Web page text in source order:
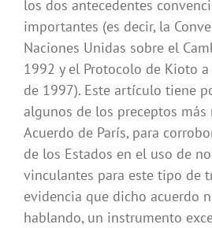
los dos antecedentes
importantes (es decir, la
Naciones Unidas sobre el
1992 y el Protocolo de Kioto
de 1997). Este artículo tiene
algunos de los preceptos más
Acuerdo de París, para
de los Estados en el uso de
vinculantes para este tipo de
evidencia que dicho acuerdo
hablando, un instrumento